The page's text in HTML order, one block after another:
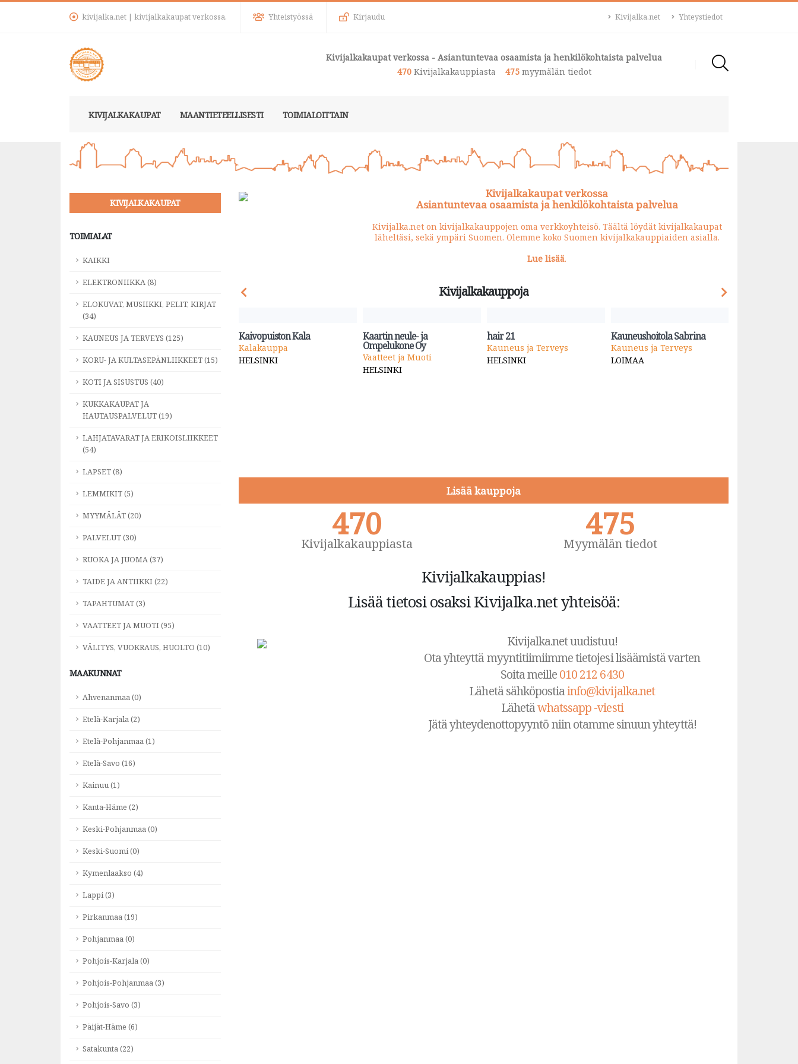
kivijalka.net | kivijalkakaupat verkossa. Yhteistyössä Kirjaudu Kivijalka.net Yhteystiedot
Kivijalkakaupat verkossa - Asiantuntevaa osaamista ja henkilökohtaista palvelua
470 Kivijalkakauppiasta 475myymälän tiedot
KIVIJALKAKAUPAT MAANTIETEELLISESTI TOIMIALOITTAIN
KIVIJALKAKAUPAT
TOIMIALAT
KAIKKI
ELEKTRONIIKKA (8)
ELOKUVAT, MUSIIKKI, PELIT, KIRJAT
(34)
KAUNEUS JA TERVEYS (125)
KORU- JA KULTASEPÄNLIIKKEET (15)
KOTI JA SISUSTUS (40)
KUKKAKAUPAT JA
HAUTAUSPALVELUT (19)
LAHJATAVARAT JA ERIKOISLIIKKEET
(54)
LAPSET (8)
LEMMIKIT (5)
MYYMÄLÄT (20)
PALVELUT (30)
RUOKA JA JUOMA (37)
TAIDE JA ANTIIKKI (22)
TAPAHTUMAT (3)
VAATTEET JA MUOTI (95)
VÄLITYS, VUOKRAUS, HUOLTO (10)
MAAKUNNAT
Ahvenanmaa (0)
Etelä-Karjala (2)
Etelä-Pohjanmaa (1)
Etelä-Savo (16)
Kainuu (1)
Kanta-Häme (2)
Keski-Pohjanmaa (0)
Keski-Suomi (0)
Kymenlaakso (4)
Lappi (3)
Pirkanmaa (19)
Pohjanmaa (0)
Pohjois-Karjala (0)
Pohjois-Pohjanmaa (3)
Pohjois-Savo (3)
Päijät-Häme (6)
Satakunta (22)
Kivijalkakaupat verkossa
Asiantuntevaa osaamista ja henkilökohtaista palvelua
Kivijalka.net on kivijalkakauppojen oma verkkoyhteisö. Täältä löydät kivijalkakaupat
läheltäsi, sekä ympäri Suomen. Olemme koko Suomen kivijalkakauppiaiden asialla.
Lue lisää.
Kivijalkakauppoja
Cafe Pion
HELSINKI
Kaivopuiston Kala
Kalakauppa
HELSINKI
Kaartin neule- ja
Ompelukone Oy
Vaatteet ja Muoti
HELSINKI
hair 21
Kauneus ja Terveys
HELSINKI
Kauneushoitola Sabrina
Kauneus ja Terveys
LOIMAA
Lisää kauppoja
470
Kivijalkakauppiasta
475
Myymälän tiedot
Kivijalkakauppias!
Lisää tietosi osaksi Kivijalka.net yhteisöä:
Kivijalka.net uudistuu!
Ota yhteyttä myyntitiimiimme tietojesi lisäämistä varten
Soita meille010 212 6430
Lähetä sähköpostiainfo@kivijalka.net
Lähetäwhatssapp -viesti
Jätä yhteydenottopyyntö niin otamme sinuun yhteyttä!